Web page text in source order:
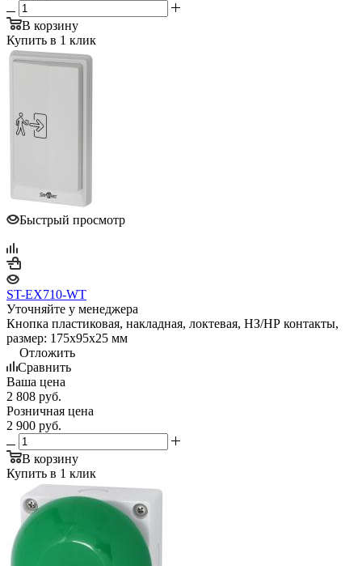
В корзину
Купить в 1 клик
Быстрый просмотр
ST-EX710-WT
Уточняйте у менеджера
Кнопка пластиковая, накладная, локтевая, НЗ/НР контакты,
размер: 175х95х25 мм
Отложить
Сравнить
Ваша цена
2 808 руб.
Розничная цена
2 900 руб.
В корзину
Купить в 1 клик